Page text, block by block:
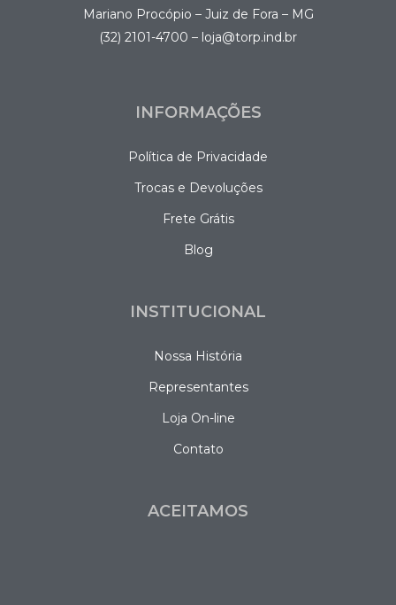
Mariano Procópio – Juiz de Fora – MG
(32) 2101-4700 – loja@torp.ind.br
INFORMAÇÕES
Política de Privacidade
Trocas e Devoluções
Frete Grátis
Blog
INSTITUCIONAL
Nossa História
Representantes
Loja On-line
Contato
ACEITAMOS